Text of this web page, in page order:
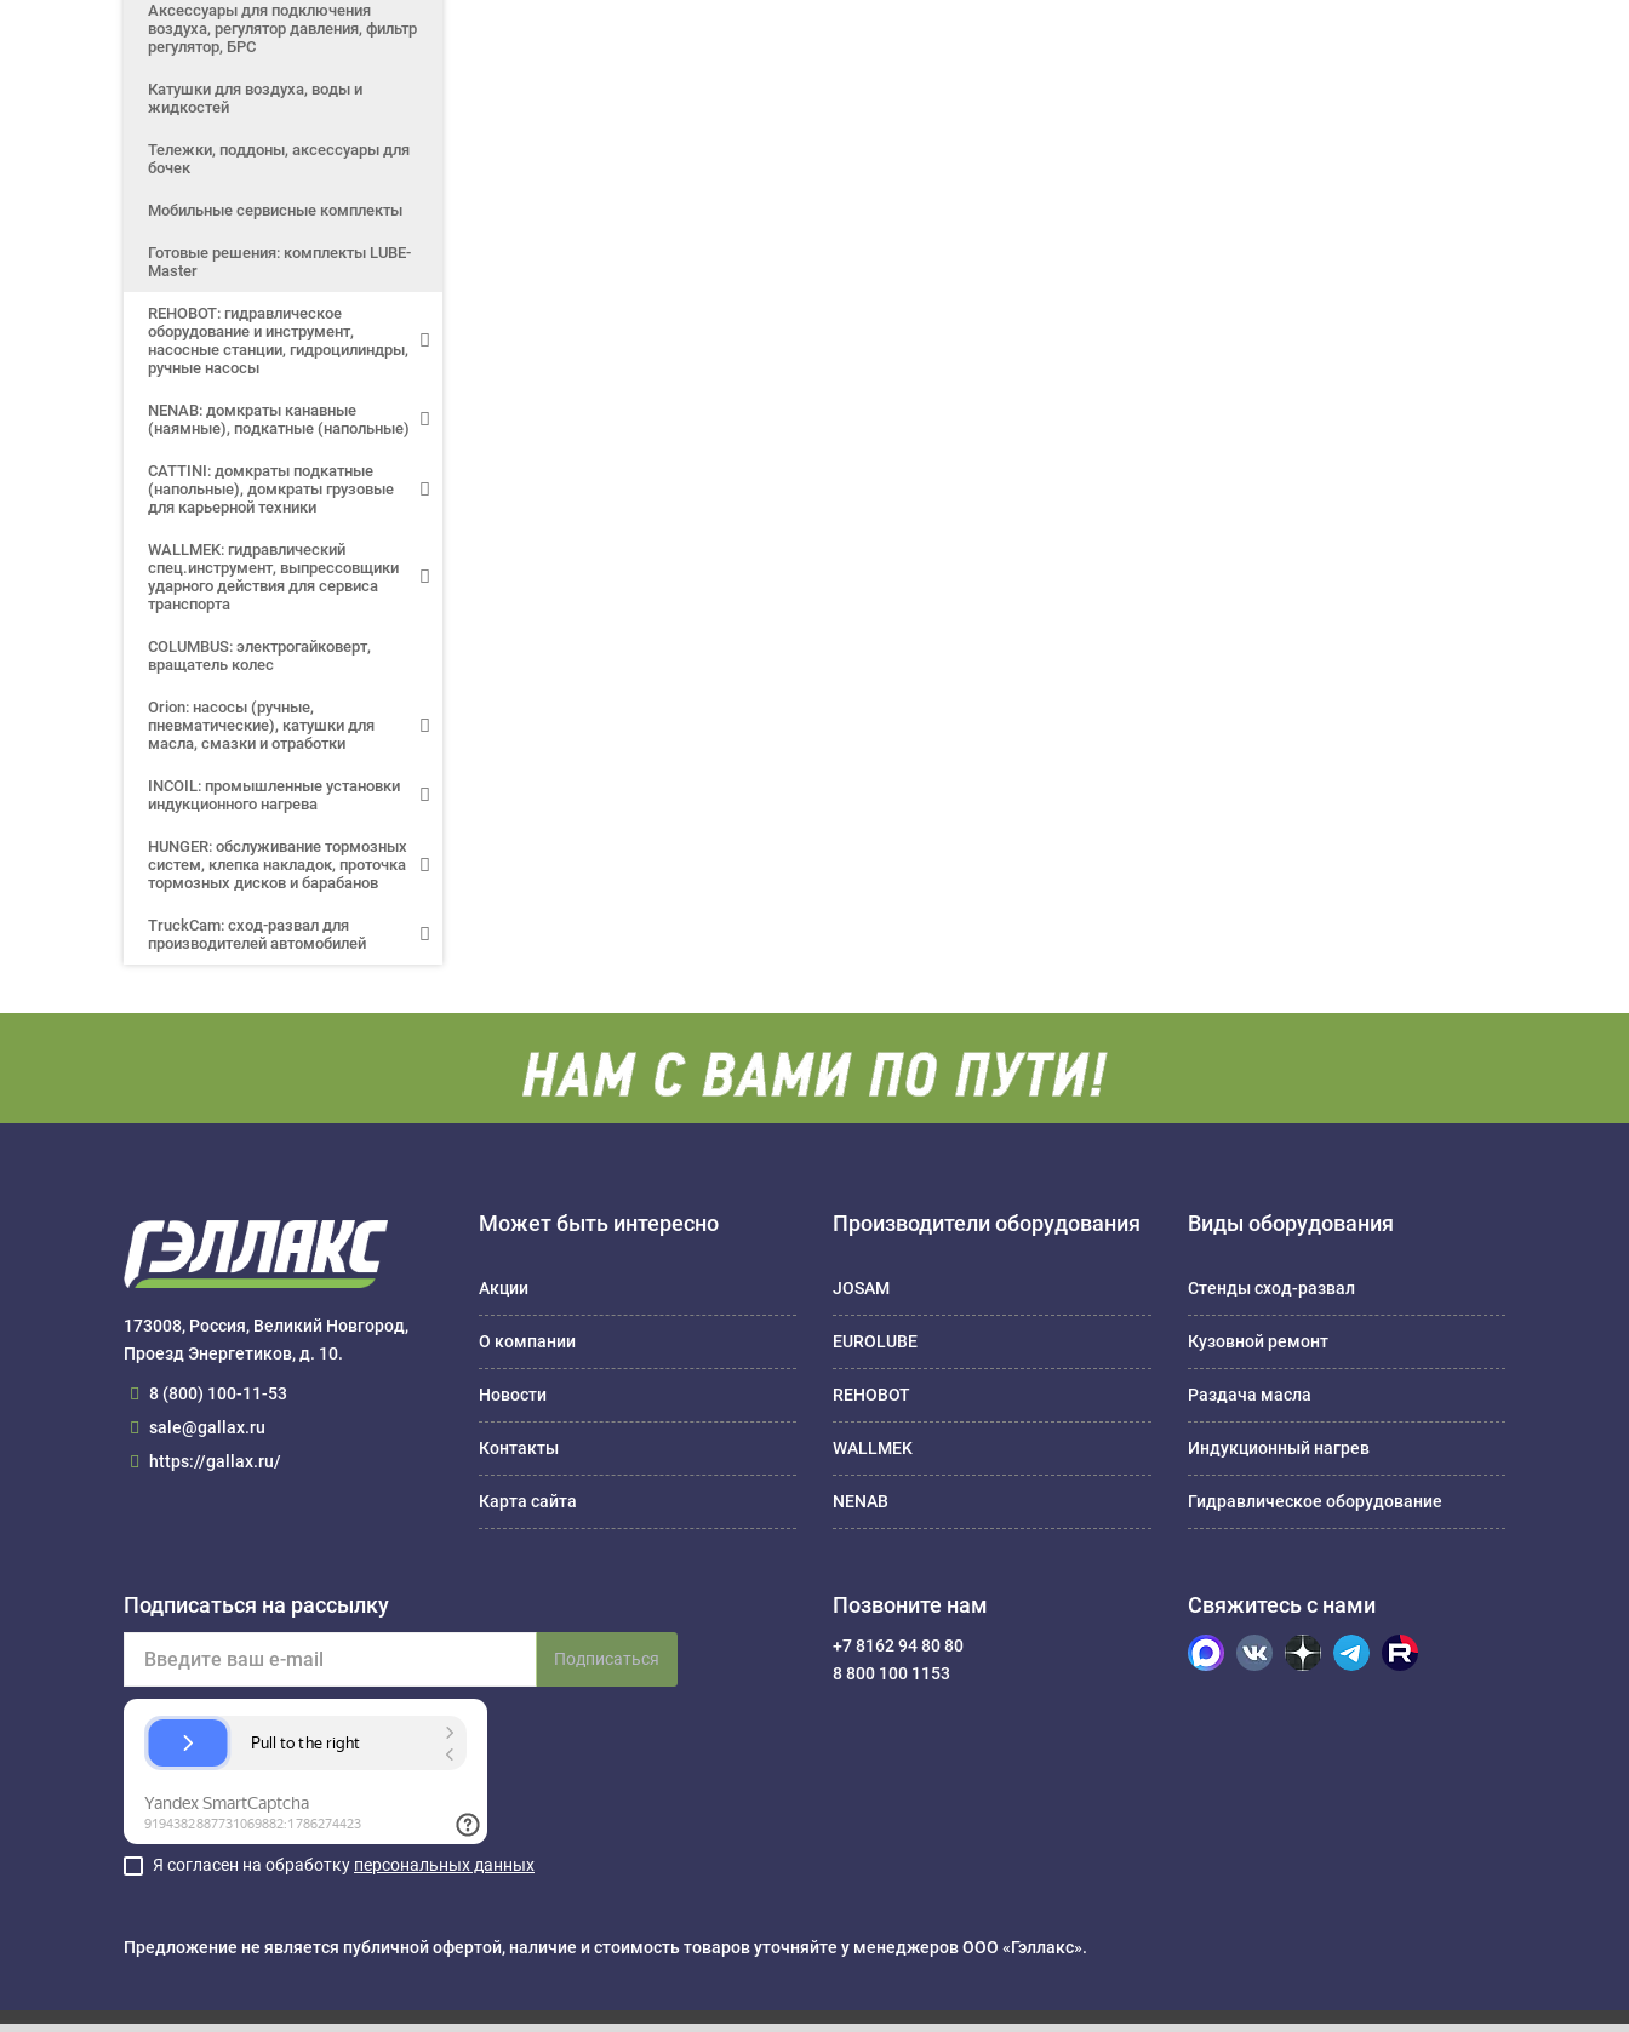
Аксессуары для подключения
воздуха, регулятор давления, фильтр
регулятор, БРС
Катушки для воздуха, воды и
жидкостей
Тележки, поддоны, аксессуары для
бочек
Мобильные сервисные комплекты
Готовые решения: комплекты LUBE-
Master
REHOBOT: гидравлическое
оборудование и инструмент,
насосные станции, гидроцилиндры,
ручные насосы
NENAB: домкраты канавные
(наямные), подкатные (напольные)
CATTINI: домкраты подкатные
(напольные), домкраты грузовые
для карьерной техники
WALLMEK: гидравлический
спец.инструмент, выпрессовщики
ударного действия для сервиса
транспорта
COLUMBUS: электрогайковерт,
вращатель колес
Orion: насосы (ручные,
пневматические), катушки для
масла, смазки и отработки
INCOIL: промышленные установки
индукционного нагрева
HUNGER: обслуживание тормозных
систем, клепка накладок, проточка
тормозных дисков и барабанов
TruckCam: сход-развал для
производителей автомобилей
173008, Россия, Великий Новгород,
Проезд Энергетиков, д. 10.
8 (800) 100-11-53
sale@gallax.ru
https://gallax.ru/
Может быть интересно
Акции
О компании
Новости
Контакты
Карта сайта
Производители оборудования
JOSAM
EUROLUBE
REHOBOT
WALLMEK
NENAB
Виды оборудования
Стенды сход-развал
Кузовной ремонт
Раздача масла
Индукционный нагрев
Гидравлическое оборудование
Подписаться на рассылку
Подписаться
Я согласен на обработку персональных данных
Позвоните нам
+7 8162 94 80 80
8 800 100 1153
Свяжитесь с нами
Предложение не является публичной офертой, наличие и стоимость товаров уточняйте у менеджеров ООО «Гэллакс».